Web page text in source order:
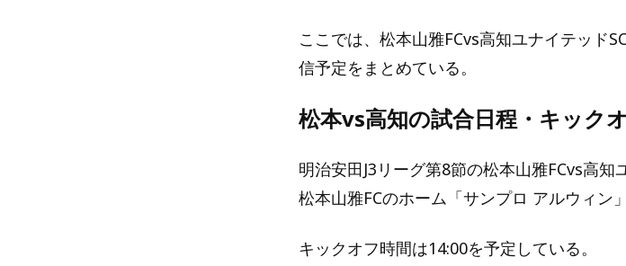
ここでは、松本山雅FCvs高知ユナイテッド
信予定をまとめている。
松本vs高知の試合日程・キック
明治安田J3リーグ第8節の松本山雅FCvs高
松本山雅FCのホーム「サンプロ アルウィン
キックオフ時間は14:00を予定している。